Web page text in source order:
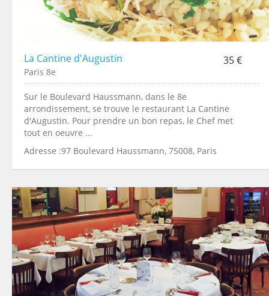
La Cantine d'Augustin 35 €
Paris 8e
Sur le Boulevard Haussmann, dans le 8e
arrondissement, se trouve le restaurant La Cantine
d'Augustin. Pour prendre un bon repas, le Chef met
tout en oeuvre ...
Adresse :97 Boulevard Haussmann, 75008, Paris